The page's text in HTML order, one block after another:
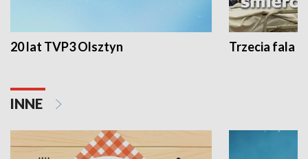
20 lat TVP3 Olsztyn Trzecia fala -
INNE